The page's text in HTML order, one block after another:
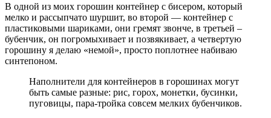
В одной из моих горошин контейнер с бисером, который
мелко и рассыпчато шуршит, во второй — контейнер с
пластиковыми шариками, они гремят звонче, в третьей –
бубенчик, он погромыхивает и позвякивает, а четвертую
горошину я делаю «немой», просто поплотнее набиваю
синтепоном.
Наполнители для контейнеров в горошинах могут
быть самые разные: рис, горох, монетки, бусинки,
пуговицы, пара-тройка совсем мелких бубенчиков.